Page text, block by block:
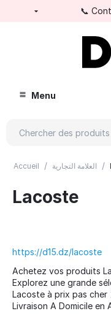
📞
Menu
Accueil / العلامة التجارية /
Lacoste
https://d15.dz/lacoste
Achetez vos produits
Explorez une grande
Lacoste à prix pas cher
Livraison A Domicile en